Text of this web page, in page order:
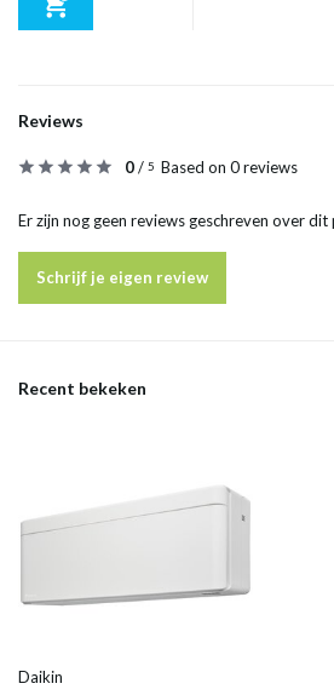
Reviews
0/ 5 Based on 0 reviews
Er zijn nog geen reviews geschreven over dit
Schrijf je eigen review
Recent bekeken
Daikin